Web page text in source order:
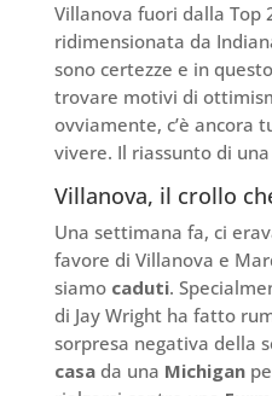
Villanova fuori dalla Top
ridimensionata da
sono certezze e in
trovare motivi di
ovviamente, c’è ancora
vivere. Il riassunto di una
Villanova, il crollo
Una settimana fa, ci
favore di Villanova e
siamo caduti.
di Jay Wright ha fatto
sorpresa negativa della
casada una Michigan